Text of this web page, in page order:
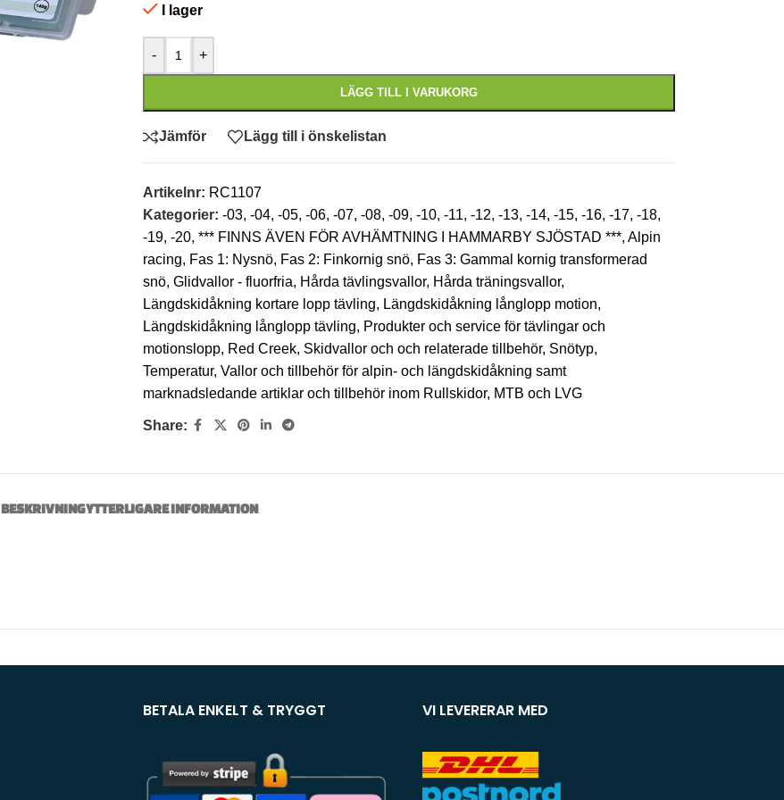
I lager
- +
LÄGG TILL I VARUKORG
Jämför Lägg till i önskelistan
Artikelnr: RC1107
Kategorier: -03, -04, -05, -06, -07, -08, -09, -10, -11, -12, -13, -14, -15, -16, -17, -18,
-19, -20, *** FINNS ÄVEN FÖR AVHÄMTNING I HAMMARBY SJÖSTAD ***, Alpin
racing, Fas 1: Nysnö, Fas 2: Finkornig snö, Fas 3: Gammal kornig transformerad
snö, Glidvallor - fluorfria, Hårda tävlingsvallor, Hårda träningsvallor,
Längdskidåkning kortare lopp tävling, Längdskidåkning långlopp motion,
Längdskidåkning långlopp tävling, Produkter och service för tävlingar och
motionslopp, Red Creek, Skidvallor och och relaterade tillbehör, Snötyp,
Temperatur, Vallor och tillbehör för alpin- och längdskidåkning samt
marknadsledande artiklar och tillbehör inom Rullskidor, MTB och LVG
Share:
BESKRIVNINGYTTERLIGARE INFORMATION
BETALA ENKELT & TRYGGT VI LEVERERAR MED